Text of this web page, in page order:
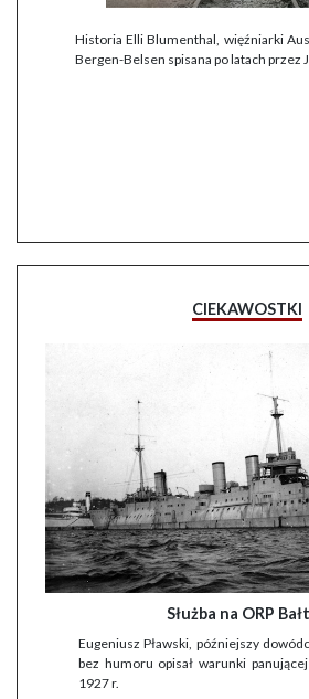
Historia Elli Blumenthal, więźniarki
Bergen-Belsen spisana po latach przez
CIEKAWOSTKI
Służba na ORP
Eugeniusz Pławski, późniejszy
bez humoru opisał warunki
1927 r.